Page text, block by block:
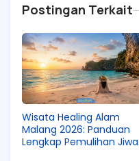
Postingan Terkait
Wisata Healing Alam
Malang 2026: Panduan
Lengkap Pemulihan Jiwa